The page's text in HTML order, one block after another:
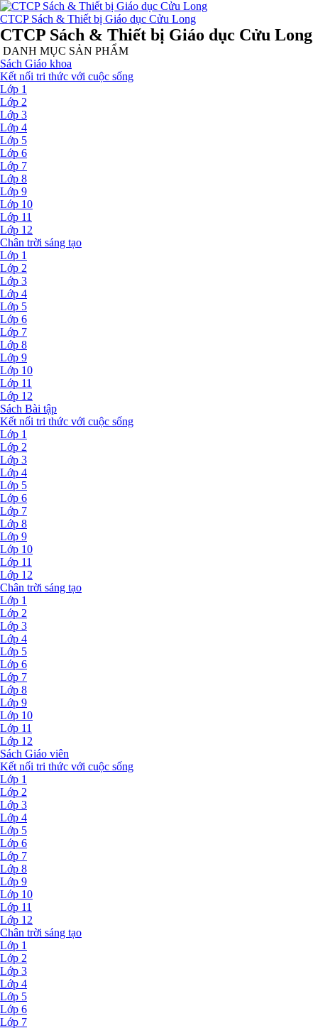
CTCP Sách & Thiết bị Giáo dục Cửu Long
CTCP Sách & Thiết bị Giáo dục Cửu Long
DANH MỤC SẢN PHẨM
Sách Giáo khoa
Kết nối tri thức với cuộc sống
Lớp 1
Lớp 2
Lớp 3
Lớp 4
Lớp 5
Lớp 6
Lớp 7
Lớp 8
Lớp 9
Lớp 10
Lớp 11
Lớp 12
Chân trời sáng tạo
Lớp 1
Lớp 2
Lớp 3
Lớp 4
Lớp 5
Lớp 6
Lớp 7
Lớp 8
Lớp 9
Lớp 10
Lớp 11
Lớp 12
Sách Bài tập
Kết nối tri thức với cuộc sống
Lớp 1
Lớp 2
Lớp 3
Lớp 4
Lớp 5
Lớp 6
Lớp 7
Lớp 8
Lớp 9
Lớp 10
Lớp 11
Lớp 12
Chân trời sáng tạo
Lớp 1
Lớp 2
Lớp 3
Lớp 4
Lớp 5
Lớp 6
Lớp 7
Lớp 8
Lớp 9
Lớp 10
Lớp 11
Lớp 12
Sách Giáo viên
Kết nối tri thức với cuộc sống
Lớp 1
Lớp 2
Lớp 3
Lớp 4
Lớp 5
Lớp 6
Lớp 7
Lớp 8
Lớp 9
Lớp 10
Lớp 11
Lớp 12
Chân trời sáng tạo
Lớp 1
Lớp 2
Lớp 3
Lớp 4
Lớp 5
Lớp 6
Lớp 7